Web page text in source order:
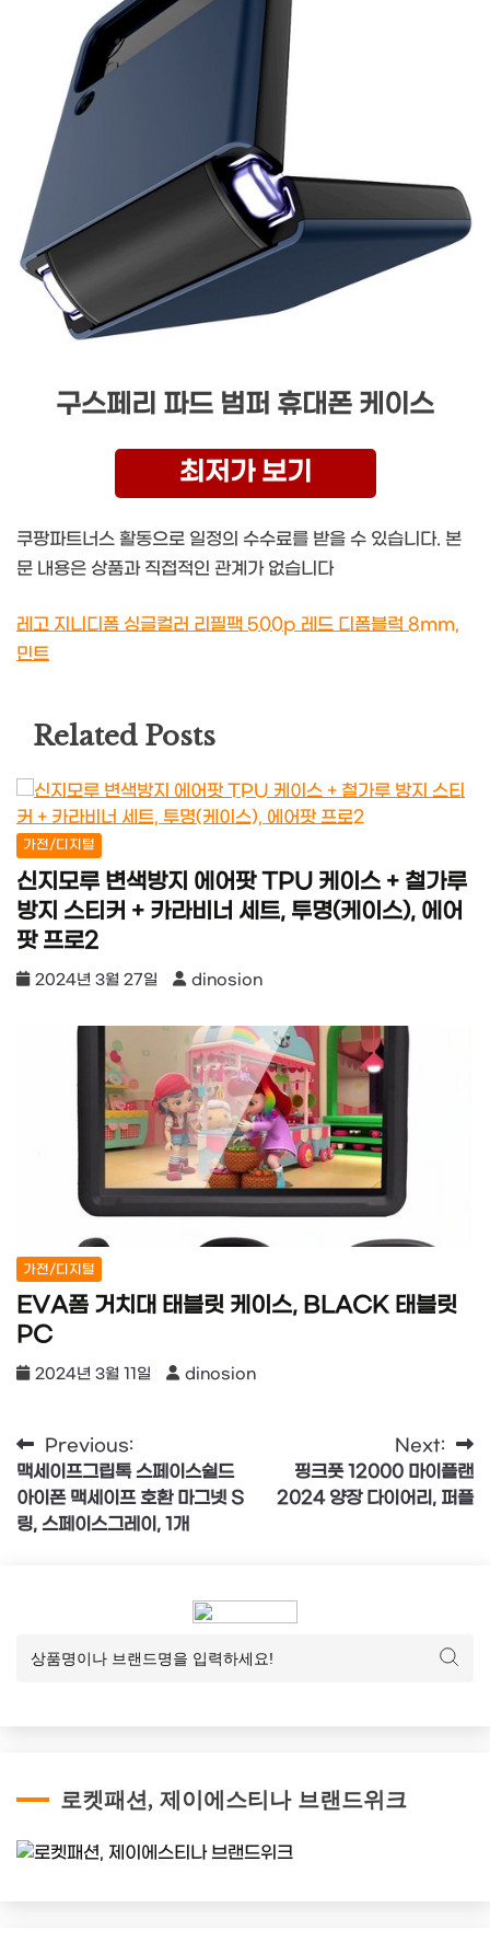
구스페리 파드 범퍼 휴대폰 케이스
최저가 보기
쿠팡파트너스 활동으로 일정의 수수료를 받을 수 있습니다. 본
문 내용은 상품과 직접적인 관계가 없습니다
레고 지니디폼 싱글컬러 리필팩 500p 레드 디폼블럭 8mm,
민트
Related Posts
가전/디지털
신지모루 변색방지 에어팟 TPU 케이스 + 철가루
방지 스티커 + 카라비너 세트, 투명(케이스), 에어
팟 프로2
2024년 3월 27일 dinosion
가전/디지털
EVA폼 거치대 태블릿 케이스, BLACK 태블릿
PC
2024년 3월 11일 dinosion
글
탐
색
Previous:
맥세이프그립톡 스페이스쉴드
아이폰 맥세이프 호환 마그넷 S
링, 스페이스그레이, 1개
Next:
핑크풋 12000 마이플랜
2024 양장 다이어리, 퍼플
로켓패션, 제이에스티나 브랜드위크